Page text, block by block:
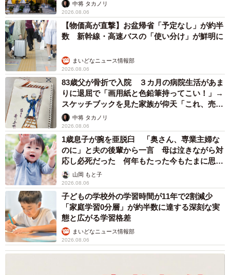
てみた結果…
太田 浩子
2026.08.06
エジプトで自撮りしていたら、ガイドが「撮り
ら……スマホを返してもらえない 「日本人は
カモ代表かも」「私は6時間で3万円払った」
宮前 晶子
2026.08.06
「LINEのQRコードを添付して」社長をかたる
詐欺メール続々 社員を個人アカウントへ誘導
→最後は不正送金…求められる「だまされる前
提」の対策
井二 かける
2026.08.06
重みも歴史もズッシリ…出雲大社の日本最大級
「大しめ縄」が8年ぶり掛けかえ 伝統の「大
撚り合わせ」が28万回超再生「ほんとに圧巻」
まいどなニュース調査部
2026.08.06
「これ全部長野県」海外のような絶景ショット
に感動と反響「離れてからいいところだったん
だって気づいた」
行橋 友